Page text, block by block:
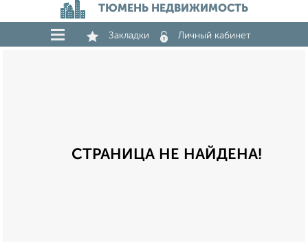
ТЮМЕНЬ НЕДВИЖИМОСТЬ
Закладки Личный кабинет
СТРАНИЦА НЕ НАЙДЕНА!